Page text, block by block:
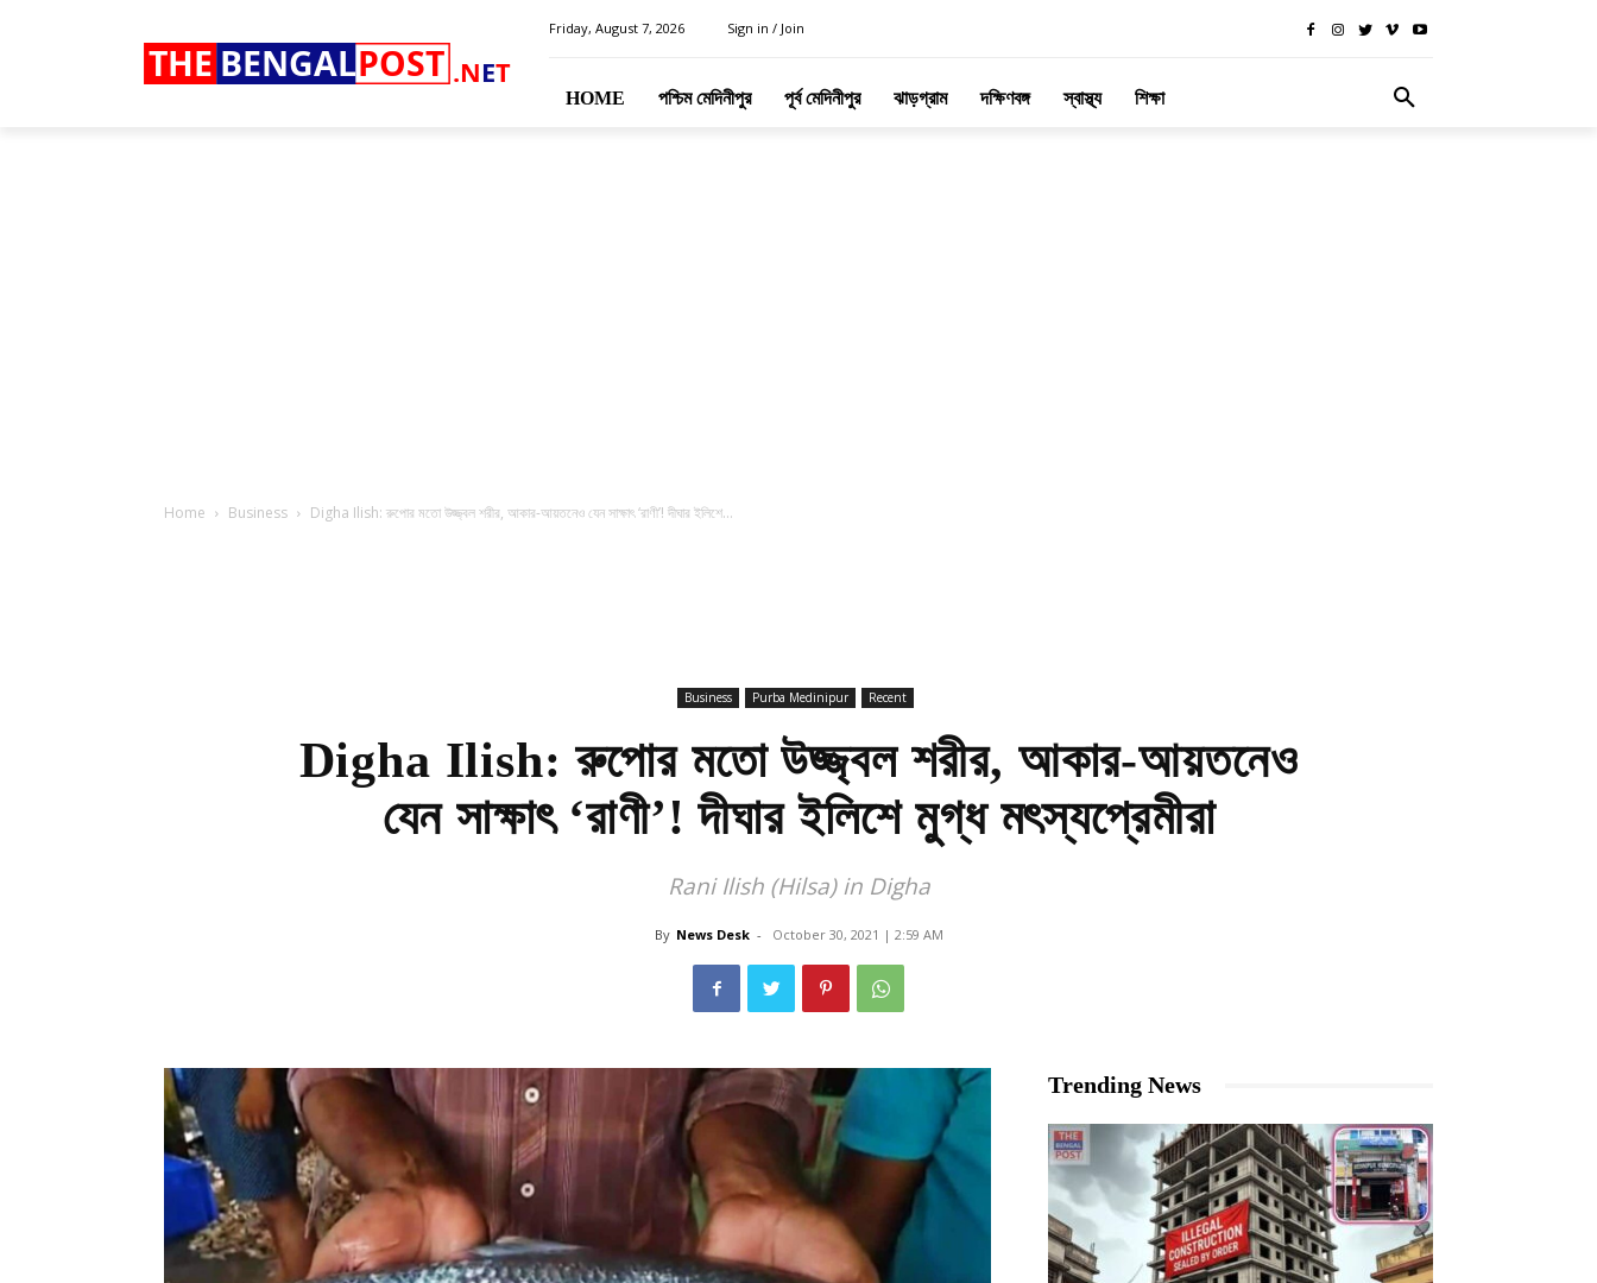
.NET
THE BENGALPOST
Friday, August 7, 2026 Sign in / Join
HOME পশ্চিম মেদিনীপুর পূর্ব মেদিনীপুর ঝাড়গ্রাম দক্ষিণবঙ্গ স্বাস্থ্য শিক্ষা
Home Business Digha Ilish: রুপোর মতো উজ্জ্বল শরীর, আকার-আয়তনেও যেন সাক্ষাৎ ‘রাণী’! দীঘার ইলিশে...
Business Purba Medinipur Recent
Digha Ilish: রুপোর মতো উজ্জ্বল শরীর, আকার-আয়তনেও
যেন সাক্ষাৎ ‘রাণী’! দীঘার ইলিশে মুগ্ধ মৎস্যপ্রেমীরা
Rani Ilish (Hilsa) in Digha
By News Desk - October 30, 2021 | 2:59 AM
Trending News